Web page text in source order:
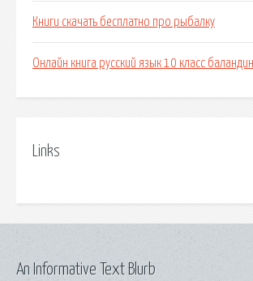
Книги скачать бесплатно про рыбалку
Онлайн книга русский язык 10 класс
Links
An Informative Text Blurb